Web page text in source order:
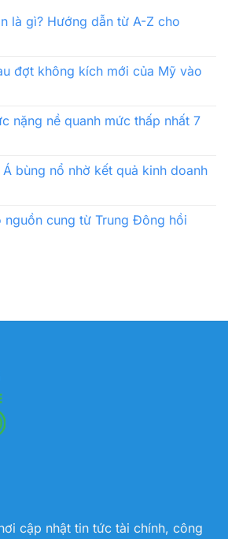
là gì? Hướng dẫn từ A-Z cho
đợt không kích mới của Mỹ vào
nặng nề quanh mức thấp nhất 7
bùng nổ nhờ kết quả kinh doanh
nguồn cung từ Trung Đông hồi
cập nhật tin tức tài chính, công